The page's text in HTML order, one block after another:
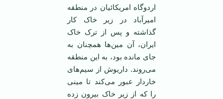
اردوگاه امریکائیان در منطقه
امیرآباد در زیر خاک کار
گذاشته و پس از ترک خاک
ایران، آن مین‌ها همچنان به
جای مانده بود، به این منطقه
می‌روند. داریوش از سیم‌های
خاردار عبور می‌کند تا مینی
را که از زیر خاک بیرون زده